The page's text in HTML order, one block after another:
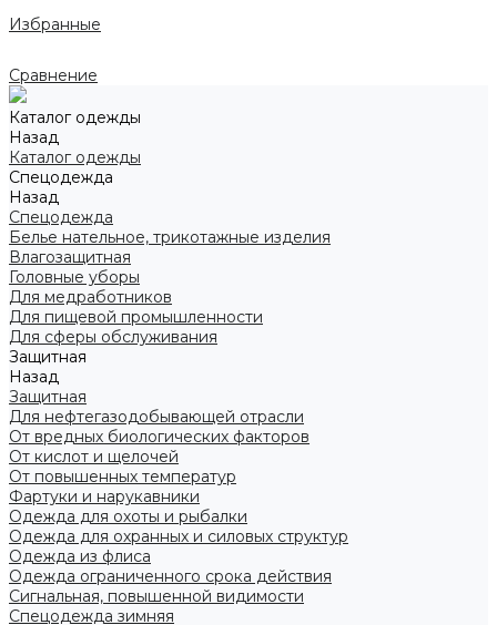
Избранные
Сравнение
Каталог одежды
Назад
Каталог одежды
Спецодежда
Назад
Спецодежда
Белье нательное, трикотажные изделия
Влагозащитная
Головные уборы
Для медработников
Для пищевой промышленности
Для сферы обслуживания
Защитная
Назад
Защитная
Для нефтегазодобывающей отрасли
От вредных биологических факторов
От кислот и щелочей
От повышенных температур
Фартуки и нарукавники
Одежда для охоты и рыбалки
Одежда для охранных и силовых структур
Одежда из флиса
Одежда ограниченного срока действия
Сигнальная, повышенной видимости
Спецодежда зимняя